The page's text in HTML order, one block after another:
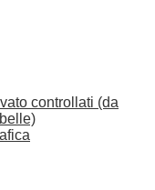
controllati (da